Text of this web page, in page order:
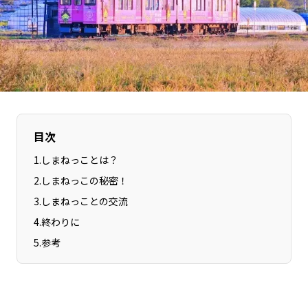
三重エリア
滋賀エリア
京都エリア
大阪市エリア
北摂エリア
堺・泉州エリア
河内エリア
兵庫エリア
奈良エリア
和歌山エリア
鳥取エリア
島根エリア
岡山エリア
山口エリア
香川エリア
高知エリア
佐賀エリア
熊本エリア
宮崎エリア
鹿児島エリア
目次
1. しまねっことは？
2. しまねっこの秘密！
3. しまねっことの交流
4.終わりに
5.参考